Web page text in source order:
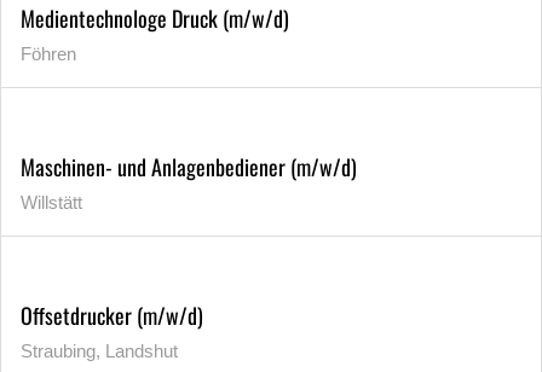
Medientechnologe Druck (m/w/d)
Föhren
Maschinen- und Anlagenbediener (m/w/d)
Willstätt
Offsetdrucker (m/w/d)
Straubing, Landshut